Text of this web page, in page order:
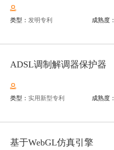
类型： 发明专利 成熟度：
ADSL调制解调器保护器
类型： 实用新型专利 成熟度：
基于WebGL仿真引擎